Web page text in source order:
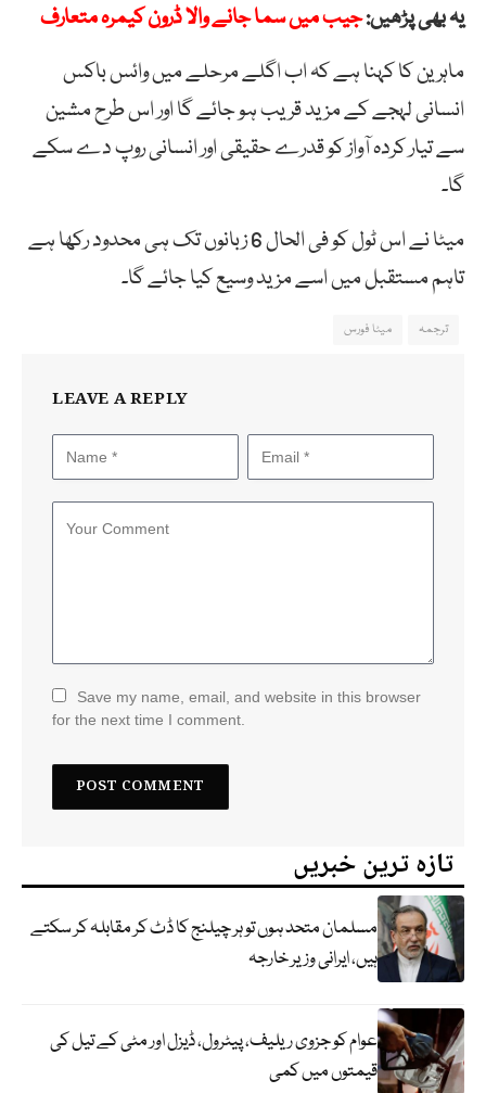
یہ بھی پڑھیں:جیب میں سما جانے والا ڈرون کیمرہ متعارف
ماہرین کا کہنا ہے کہ اب اگلے مرحلے میں وائس باکس
انسانی لہجے کے مزید قریب ہو جائے گا اور اس طرح مشین
سے تیار کردہ آواز کو قدرے حقیقی اور انسانی روپ دے سکے
گا۔
میٹا نے اس ٹول کو فی الحال 6 زبانوں تک ہی محدود رکھا ہے
تاہم مستقبل میں اسے مزید وسیع کیا جائے گا۔
ترجمہ میٹا فورس
LEAVE A REPLY
Save my name, email, and website in this browser
for the next time I comment.
تازہ ترین خبریں
مسلمان متحد ہوں تو ہر چیلنج کا ڈٹ کر مقابلہ کر سکتے
ہیں، ایرانی وزیر خارجہ
عوام کو جزوی ریلیف، پیٹرول، ڈیزل اور مٹی کے تیل کی
قیمتوں میں کمی